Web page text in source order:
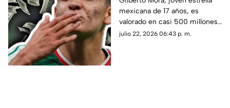
valorado en casi 500
millones tras la Copa
Mundial de la FIFA
mexicana de 17 años, es
valorado en casi 500 millones
tras la Copa Mundial de la FIFA
julio 22, 2026 06:43 p. m.